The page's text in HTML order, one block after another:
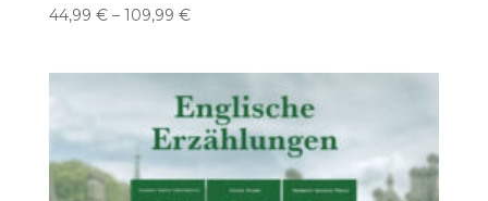
44,99 € – 109,99 €Preisspanne: